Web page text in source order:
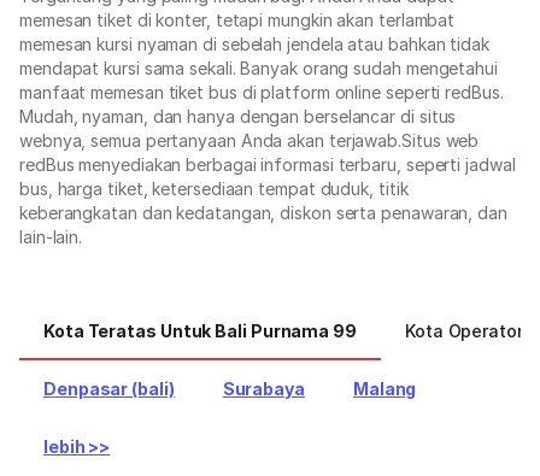
memesan tiket di konter, tetapi mungkin akan terlambat
memesan kursi nyaman di sebelah jendela atau bahkan tidak
mendapat kursi sama sekali. Banyak orang sudah mengetahui
manfaat memesan tiket bus di platform online seperti redBus.
Mudah, nyaman, dan hanya dengan berselancar di situs
webnya, semua pertanyaan Anda akan terjawab.Situs web
redBus menyediakan berbagai informasi terbaru, seperti jadwal
bus, harga tiket, ketersediaan tempat duduk, titik
keberangkatan dan kedatangan, diskon serta penawaran, dan
lain-lain.
Kota Teratas Untuk Bali Purnama 99 Kota Operator
Denpasar (bali) Surabaya Malang
lebih >>